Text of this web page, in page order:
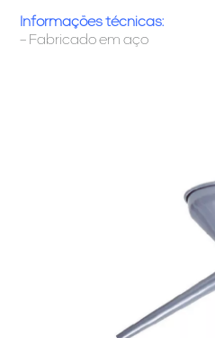
Informações técnicas:
– Fabricado em aço